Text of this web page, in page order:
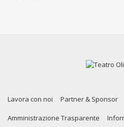
Lavora con noi Partner & Sponsor
Amministrazione Trasparente